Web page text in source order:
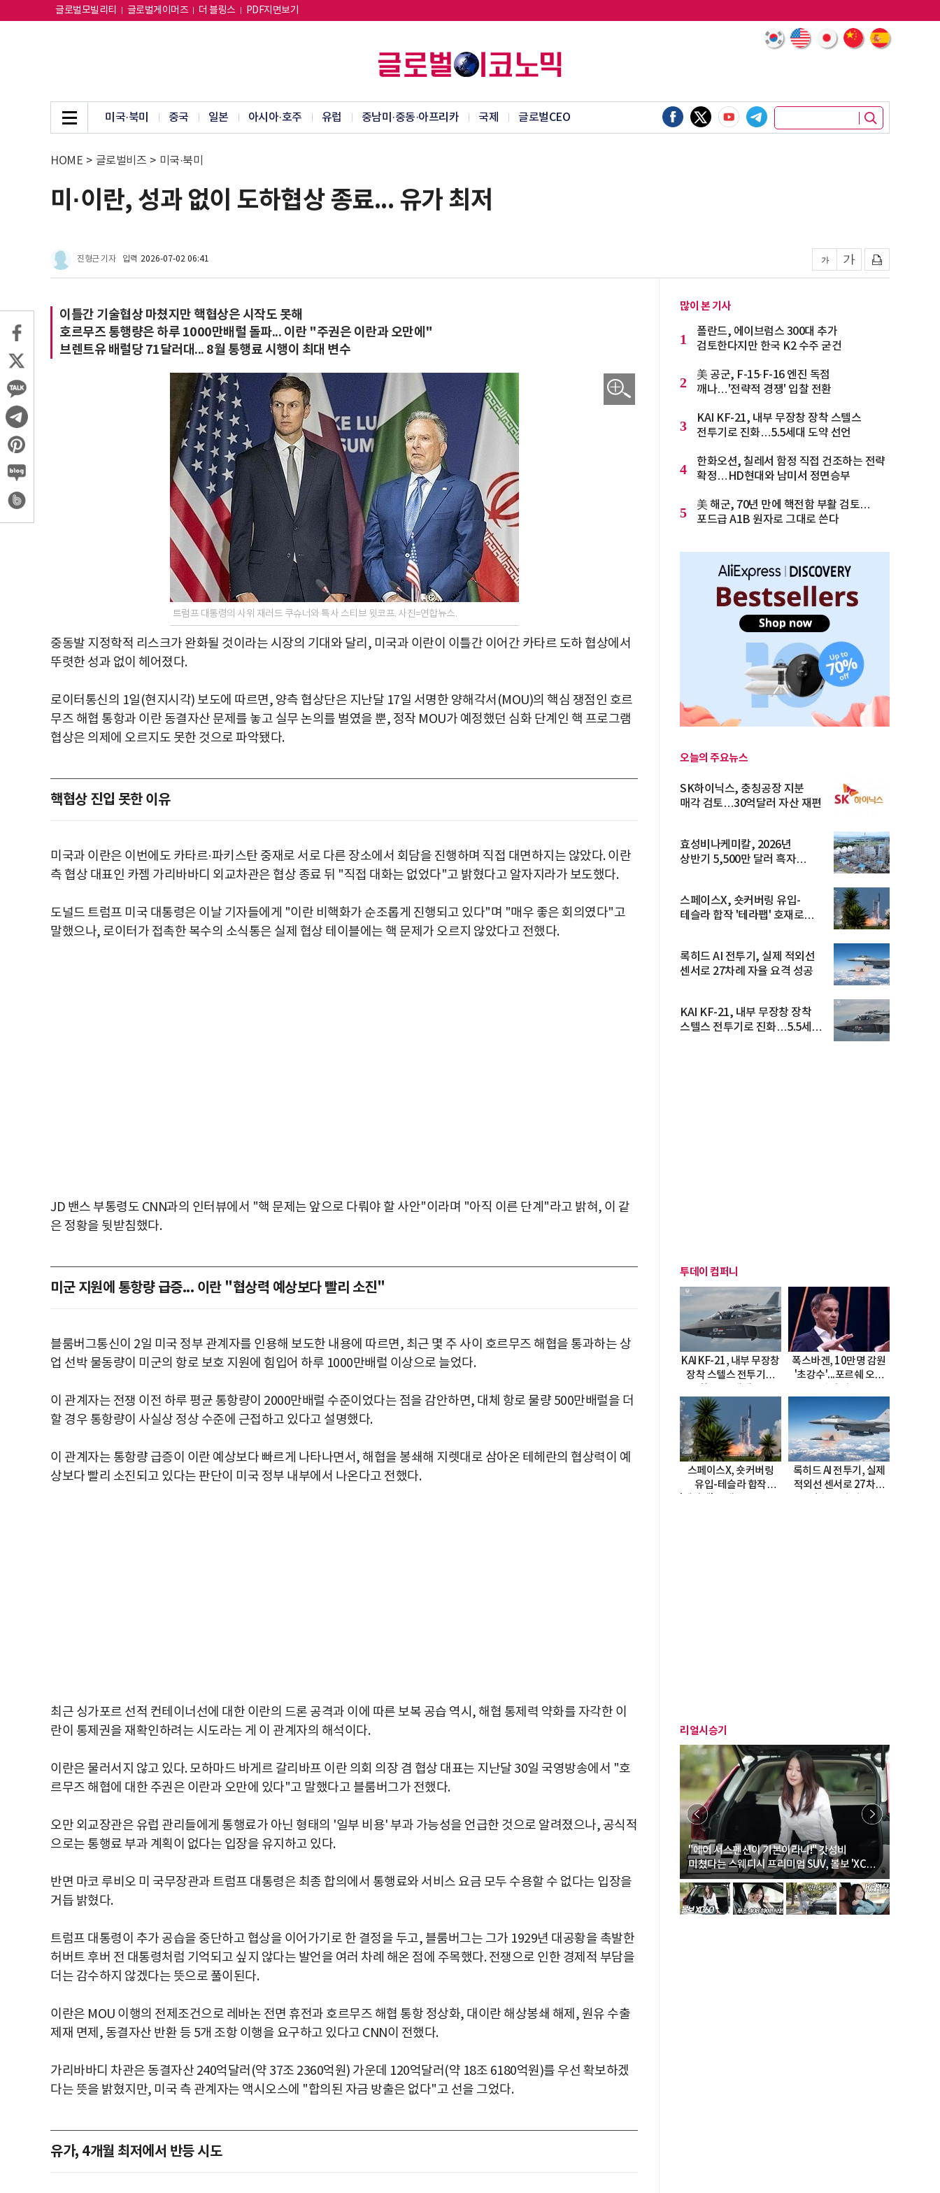
글로벌모빌리티 글로벌게이머즈 더 블링스 PDF지면보기
미국·북미 중국 일본 아시아·호주 유럽 중남미·중동·아프리카 국제 글로벌CEO
HOME > 글로벌비즈 > 미국·북미
미·이란, 성과 없이 도하협상 종료... 유가 최저
진형근 기자 입력 2026-07-02 06:41
이틀간 기술협상 마쳤지만 핵협상은 시작도 못해
호르무즈 통행량은 하루 1000만배럴 돌파... 이란 "주권은 이란과 오만에"
브렌트유 배럴당 71달러대... 8월 통행료 시행이 최대 변수
트럼프 대통령의 사위 재러드 쿠슈너와 특사 스티브 윗코프. 사진=연합뉴스.
중동발 지정학적 리스크가 완화될 것이라는 시장의 기대와 달리, 미국과 이란이 이틀간 이어간 카타르 도하 협상에서
뚜렷한 성과 없이 헤어졌다.
로이터통신의 1일(현지시각) 보도에 따르면, 양측 협상단은 지난달 17일 서명한 양해각서(MOU)의 핵심 쟁점인 호르
무즈 해협 통항과 이란 동결자산 문제를 놓고 실무 논의를 벌였을 뿐, 정작 MOU가 예정했던 심화 단계인 핵 프로그램
협상은 의제에 오르지도 못한 것으로 파악됐다.
핵협상 진입 못한 이유
미국과 이란은 이번에도 카타르·파키스탄 중재로 서로 다른 장소에서 회담을 진행하며 직접 대면하지는 않았다. 이란
측 협상 대표인 카젬 가리바바디 외교차관은 협상 종료 뒤 "직접 대화는 없었다"고 밝혔다고 알자지라가 보도했다.
도널드 트럼프 미국 대통령은 이날 기자들에게 "이란 비핵화가 순조롭게 진행되고 있다"며 "매우 좋은 회의였다"고
말했으나, 로이터가 접촉한 복수의 소식통은 실제 협상 테이블에는 핵 문제가 오르지 않았다고 전했다.
JD 밴스 부통령도 CNN과의 인터뷰에서 "핵 문제는 앞으로 다뤄야 할 사안"이라며 "아직 이른 단계"라고 밝혀, 이 같
은 정황을 뒷받침했다.
미군 지원에 통항량 급증... 이란 "협상력 예상보다 빨리 소진"
블룸버그통신이 2일 미국 정부 관계자를 인용해 보도한 내용에 따르면, 최근 몇 주 사이 호르무즈 해협을 통과하는 상
업 선박 물동량이 미군의 항로 보호 지원에 힘입어 하루 1000만배럴 이상으로 늘었다.
이 관계자는 전쟁 이전 하루 평균 통항량이 2000만배럴 수준이었다는 점을 감안하면, 대체 항로 물량 500만배럴을 더
할 경우 통항량이 사실상 정상 수준에 근접하고 있다고 설명했다.
이 관계자는 통항량 급증이 이란 예상보다 빠르게 나타나면서, 해협을 봉쇄해 지렛대로 삼아온 테헤란의 협상력이 예
상보다 빨리 소진되고 있다는 판단이 미국 정부 내부에서 나온다고 전했다.
최근 싱가포르 선적 컨테이너선에 대한 이란의 드론 공격과 이에 따른 보복 공습 역시, 해협 통제력 약화를 자각한 이
란이 통제권을 재확인하려는 시도라는 게 이 관계자의 해석이다.
이란은 물러서지 않고 있다. 모하마드 바게르 갈리바프 이란 의회 의장 겸 협상 대표는 지난달 30일 국영방송에서 "호
르무즈 해협에 대한 주권은 이란과 오만에 있다"고 말했다고 블룸버그가 전했다.
오만 외교장관은 유럽 관리들에게 통행료가 아닌 형태의 '일부 비용' 부과 가능성을 언급한 것으로 알려졌으나, 공식적
으로는 통행료 부과 계획이 없다는 입장을 유지하고 있다.
반면 마코 루비오 미 국무장관과 트럼프 대통령은 최종 합의에서 통행료와 서비스 요금 모두 수용할 수 없다는 입장을
거듭 밝혔다.
트럼프 대통령이 추가 공습을 중단하고 협상을 이어가기로 한 결정을 두고, 블룸버그는 그가 1929년 대공황을 촉발한
허버트 후버 전 대통령처럼 기억되고 싶지 않다는 발언을 여러 차례 해온 점에 주목했다. 전쟁으로 인한 경제적 부담을
더는 감수하지 않겠다는 뜻으로 풀이된다.
이란은 MOU 이행의 전제조건으로 레바논 전면 휴전과 호르무즈 해협 통항 정상화, 대이란 해상봉쇄 해제, 원유 수출
제재 면제, 동결자산 반환 등 5개 조항 이행을 요구하고 있다고 CNN이 전했다.
가리바바디 차관은 동결자산 240억달러(약 37조 2360억원) 가운데 120억달러(약 18조 6180억원)를 우선 확보하겠
다는 뜻을 밝혔지만, 미국 측 관계자는 액시오스에 "합의된 자금 방출은 없다"고 선을 그었다.
유가, 4개월 최저에서 반등 시도
많이 본 기사
1
폴란드, 에이브럼스 300대 추가
검토한다지만 한국 K2 수주 굳건
2
美 공군, F-15·F-16 엔진 독점
깨나…'전략적 경쟁' 입찰 전환
3
KAI KF-21, 내부 무장창 장착 스텔스
전투기로 진화…5.5세대 도약 선언
4
한화오션, 칠레서 함정 직접 건조하는 전략
확정…HD현대와 남미서 정면승부
5
美 해군, 70년 만에 핵전함 부활 검토…
포드급 A1B 원자로 그대로 쓴다
오늘의 주요뉴스
SK하이닉스, 충칭공장 지분
매각 검토…30억달러 자산 재편
효성비나케미칼, 2026년
상반기 5,500만 달러 흑자
스페이스X, 숏커버링 유입-
테슬라 합작 '테라팹' 호재로
록히드 AI 전투기, 실제 적외선
센서로 27차례 자율 요격 성공
KAI KF-21, 내부 무장창 장착
스텔스 전투기로 진화…5.5세대
투데이 컴퍼니
KAI KF-21, 내부 무장창
장착 스텔스 전투기로
폭스바겐, 10만명 감원
'초강수'...포르쉐 오너
스페이스X, 숏커버링
유입-테슬라 합작
록히드 AI 전투기, 실제
적외선 센서로 27차례
리얼시승기
"에어 서스펜션이 기본이라니!" 갓성비
미쳤다는 스웨디시 프리미엄 SUV, 볼보 'XC60
B5 울트라'